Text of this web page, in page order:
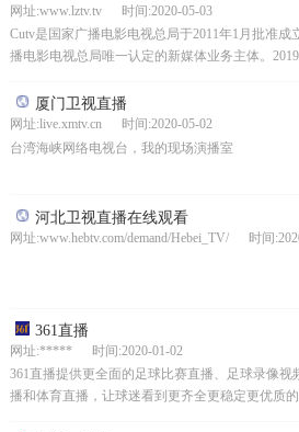
网址:www.lztv.tv 时间:2020-05-03
Cutv是国家广播电影电视总局于2011年1月批准
播电影电视总局唯一认定的新媒体业务主体。
厦门卫视直播
网址:live.xmtv.cn 时间:2020-05-02
台湾海峡网络电视台，我的现场演播室
河北卫视直播在线观看
网址:www.hebtv.com/demand/Hebei_TV/ 时间
361直播
网址:***** 时间:2020-01-02
361直播提供更全面的足球比赛直播、足球录像
播和体育直播，让球迷看到更齐全更稳定更优质的